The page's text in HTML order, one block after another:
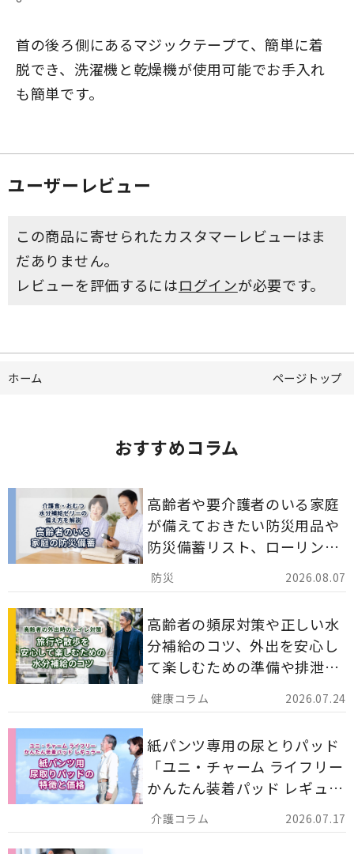
首の後ろ側にあるマジックテープて、簡単に着
脱でき、洗濯機と乾燥機が使用可能でお手入れ
も簡単です。
ユーザーレビュー
この商品に寄せられたカスタマーレビューはま
だありません。
レビューを評価するにはログインが必要です。
ホーム ページトップ
おすすめコラム
2026.08.07
高齢者や要介護者のいる家庭
が備えておきたい防災用品や
防災備蓄リスト、ローリング
ストックのポイントについて
解説します。
2026.07.24
高齢者の頻尿対策や正しい水
分補給のコツ、外出を安心し
て楽しむための準備や排泄ケ
ア用品の選び方を解説しま
す。
2026.07.17
紙パンツ専用の尿とりパッド
「ユニ・チャーム ライフリー
かんたん装着パッド レギュラ
ー 計162枚」について解説し
ます。